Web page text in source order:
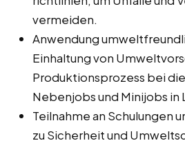
vermeiden.
Anwendung
Einhaltung von
Produktionsprozess bei
Nebenjobs und Minijobs in
Teilnahme an Schulungen
zu Sicherheit und